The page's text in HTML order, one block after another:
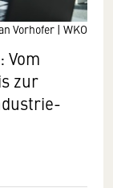
Vorhofer | WKO
Vom
zur